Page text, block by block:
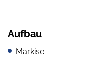
Aufbau
Markise